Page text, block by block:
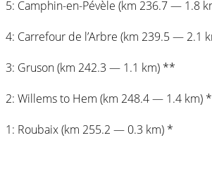
5: Camphin-en-Pévèle (km 236.7 — 1.8
4: Carrefour de l’Arbre (km 239.5 —
3: Gruson (km 242.3 — 1.1 km) **
2: Willems to Hem (km 248.4 — 1.4 km)
1: Roubaix (km 255.2 — 0.3 km) *